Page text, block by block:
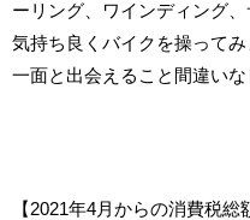
ーリング、ワインディング、
気持ち良くバイクを操って
一面と出会えること間違い
【2021年4月からの消費税